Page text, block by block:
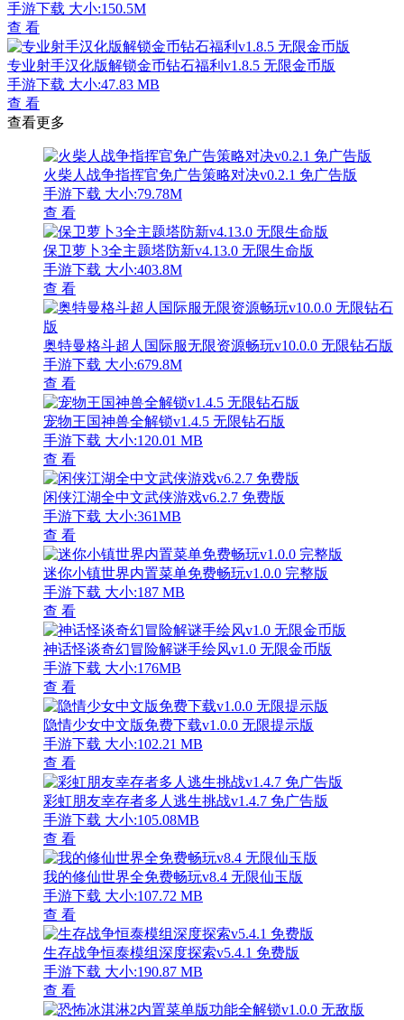
手游下载 大小:150.5M
查 看
专业射手汉化版解锁金币钻石福利v1.8.5 无限金币版
手游下载 大小:47.83 MB
查 看
查看更多
火柴人战争指挥官免广告策略对决v0.2.1 免广告版
手游下载 大小:79.78M
查 看
保卫萝卜3全主题塔防新v4.13.0 无限生命版
手游下载 大小:403.8M
查 看
奥特曼格斗超人国际服无限资源畅玩v10.0.0 无限钻石版
手游下载 大小:679.8M
查 看
宠物王国神兽全解锁v1.4.5 无限钻石版
手游下载 大小:120.01 MB
查 看
闲侠江湖全中文武侠游戏v6.2.7 免费版
手游下载 大小:361MB
查 看
迷你小镇世界内置菜单免费畅玩v1.0.0 完整版
手游下载 大小:187 MB
查 看
神话怪谈奇幻冒险解谜手绘风v1.0 无限金币版
手游下载 大小:176MB
查 看
隐情少女中文版免费下载v1.0.0 无限提示版
手游下载 大小:102.21 MB
查 看
彩虹朋友幸存者多人逃生挑战v1.4.7 免广告版
手游下载 大小:105.08MB
查 看
我的修仙世界全免费畅玩v8.4 无限仙玉版
手游下载 大小:107.72 MB
查 看
生存战争恒泰模组深度探索v5.4.1 免费版
手游下载 大小:190.87 MB
查 看